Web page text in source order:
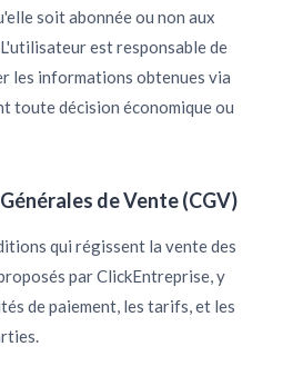
soit abonnée ou non aux
est responsable de
les informations obtenues via
toute décision économique ou
de Vente (CGV)
qui régissent la vente des
par ClickEntreprise, y
de paiement, les tarifs, et les